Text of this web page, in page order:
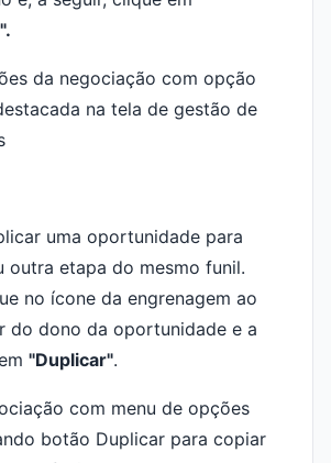
uma oportunidade para
outra etapa do mesmo funil.
no ícone da engrenagem ao
do dono da oportunidade e a
"Duplicar".